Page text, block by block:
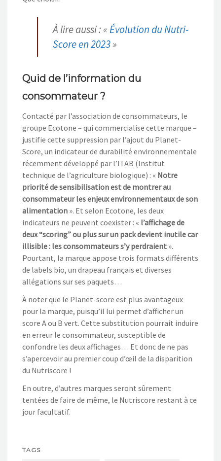
À lire aussi : «Évolution du Nutri-
Score en 2023»
Quid de l’information du
consommateur ?
Contacté par l’association de consommateurs, le
groupe Ecotone – qui commercialise cette marque –
justifie cette suppression par l’ajout du Planet-
Score, un indicateur de durabilité environnementale
récemment développé par l’ITAB (Institut
technique de l’agriculture biologique) : « Notre
priorité de sensibilisation est de montrer au
consommateur les enjeux environnementaux de son
alimentation ». Et selon Ecotone, les deux
indicateurs ne peuvent coexister : « l’affichage de
deux “scoring” ou plus sur un pack devient inutile car
illisible : les consommateurs s’y perdraient ».
Pourtant, la marque appose trois formats différents
de labels bio, un drapeau français et diverses
allégations sur ses paquets…
À noter que le Planet-score est plus avantageux
pour la marque, puisqu’il lui permet d’afficher un
score A ou B vert. Cette substitution pourrait induire
en erreur le consommateur, susceptible de
confondre les deux affichages… Et donc de ne pas
s’apercevoir au premier coup d’œil de la disparition
du Nutriscore !
En outre, d’autres marques seront sûrement
tentées de faire de même, le Nutriscore restant à ce
jour facultatif.
TAGS